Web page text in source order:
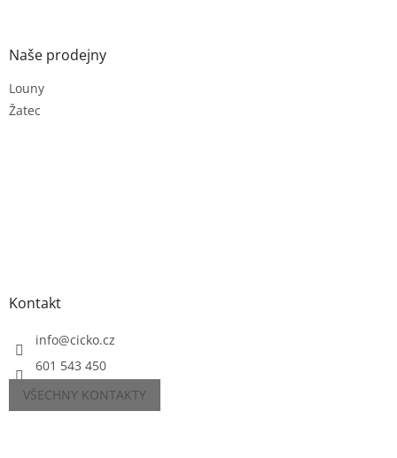
Naše prodejny
Louny
Žatec
Kontakt
info@cicko.cz
601 543 450
VŠECHNY KONTAKTY